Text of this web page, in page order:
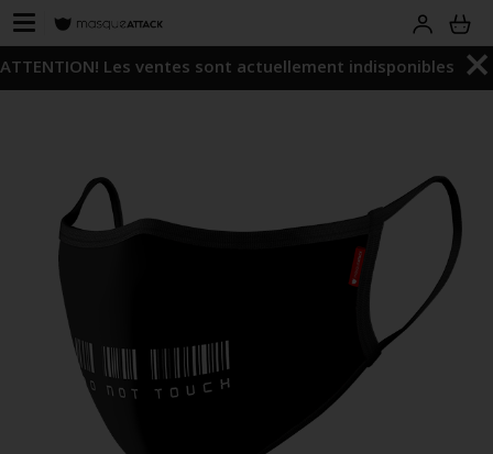
ATTENTION! Les ventes sont actuellement indisponibles